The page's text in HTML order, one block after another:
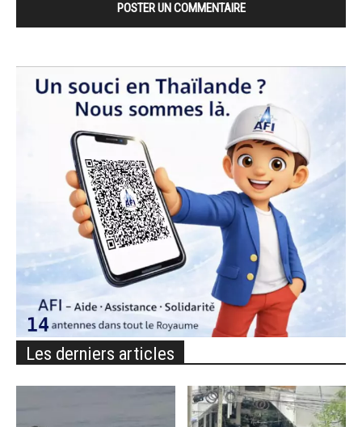
Les derniers articles